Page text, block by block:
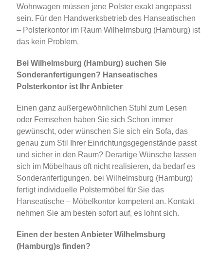
Wohnwagen müssen jene Polster exakt angepasst
sein. Für den Handwerksbetrieb des Hanseatischen
– Polsterkontor im Raum Wilhelmsburg (Hamburg) ist
das kein Problem.
Bei Wilhelmsburg (Hamburg) suchen Sie
Sonderanfertigungen? Hanseatisches
Polsterkontor ist Ihr Anbieter
Einen ganz außergewöhnlichen Stuhl zum Lesen
oder Fernsehen haben Sie sich Schon immer
gewünscht, oder wünschen Sie sich ein Sofa, das
genau zum Stil Ihrer Einrichtungsgegenstände passt
und sicher in den Raum? Derartige Wünsche lassen
sich im Möbelhaus oft nicht realisieren, da bedarf es
Sonderanfertigungen. bei Wilhelmsburg (Hamburg)
fertigt individuelle Polstermöbel für Sie das
Hanseatische – Möbelkontor kompetent an. Kontakt
nehmen Sie am besten sofort auf, es lohnt sich.
Einen der besten Anbieter Wilhelmsburg
(Hamburg)s finden?